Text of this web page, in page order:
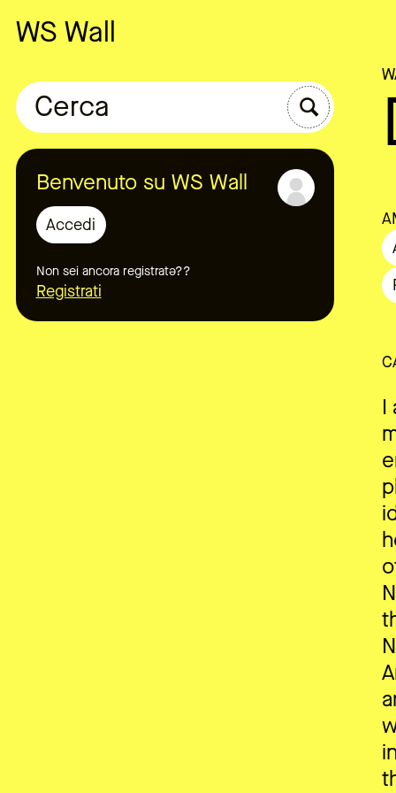
WS Wall
Cerca
Benvenuto su WS Wall
Accedi
Non sei ancora registratə??
Registrati
I